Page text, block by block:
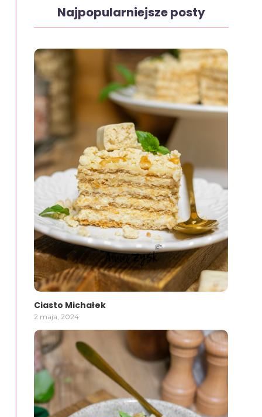
Najpopularniejsze posty
Ciasto Michałek
2 maja, 2024